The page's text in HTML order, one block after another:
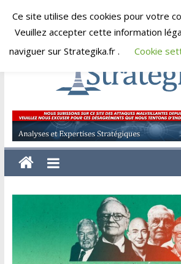
Skip
jeudi, août 6, 2026
Strategika
Expertise
et
Analyses
Ce site utilise des cookies pour votre
Veuillez accepter cette information
naviguer sur Strategika.fr .
Cookie